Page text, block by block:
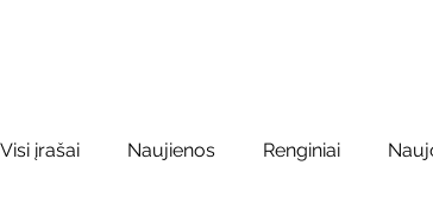
Visi įrašai Naujienos Renginiai